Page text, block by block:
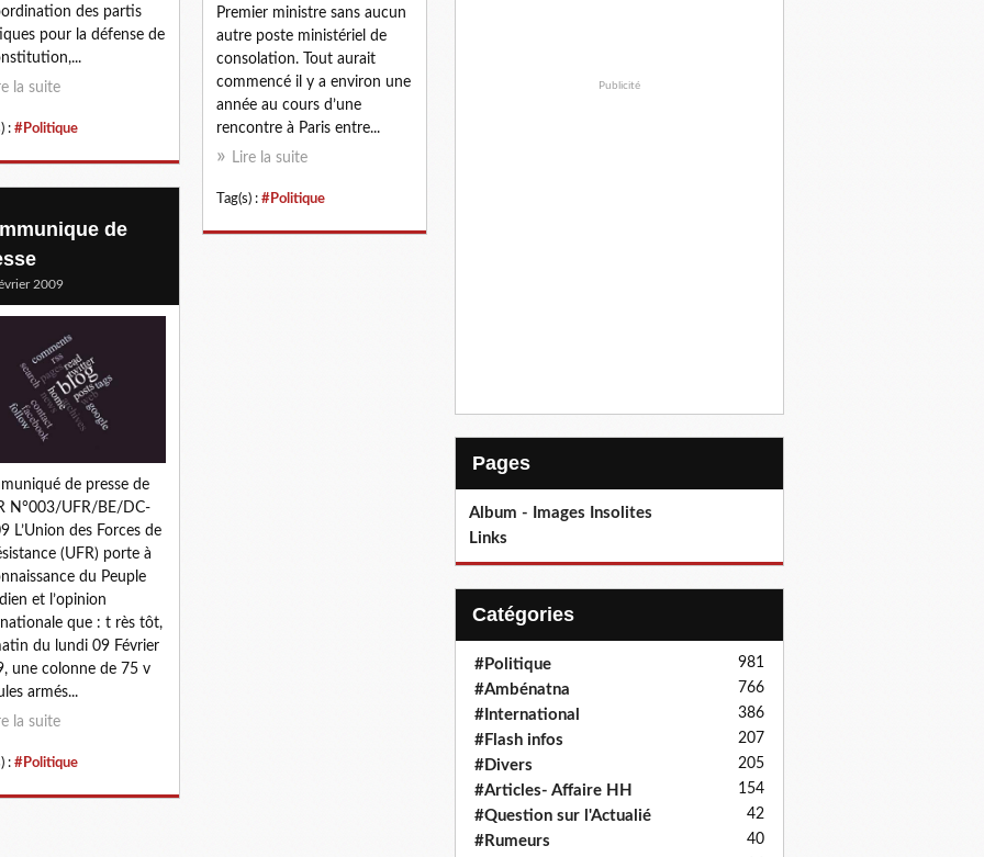
Premier ministre sans aucun
autre poste ministériel de
consolation. Tout aurait
commencé il y a environ une
année au cours d’une
rencontre à Paris entre...
Lire la suite
Tag(s) : #Politique
des partis
pour la défense de
la suite
: #Politique
de
2009
de presse de
N°003/UFR/BE/DC-
L’Union des Forces de
(UFR) porte à
du Peuple
et l’opinion
que : t rès tôt,
du lundi 09 Février
une colonne de 75 v
armés...
la suite
: #Politique
Publicité
Pages
Album - Images Insolites
Links
Catégories
#Politique 981
#Ambénatna 766
#International 386
#Flash infos 207
#Divers 205
#Articles- Affaire HH 154
#Question sur l'Actualié 42
#Rumeurs 40